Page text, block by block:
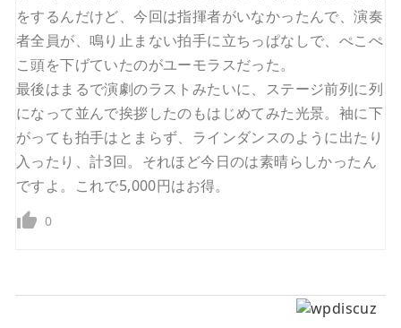
をするんだけど、今回は指揮者がいなかったんで、演奏
者全員が、鳴り止まない拍手に立ちっぱなしで、ぺこぺ
こ頭を下げていたのがユーモラスだった。
最後はまるで演劇のラストみたいに、ステージ前列に列
になって並んで挨拶したのもはじめてみた光景。袖に下
がっても拍手はとまらず、ラインダンスのように出たり
入ったり、計3回。それほど今日のは素晴らしかったん
ですよ。これで5,000円はお得。
0